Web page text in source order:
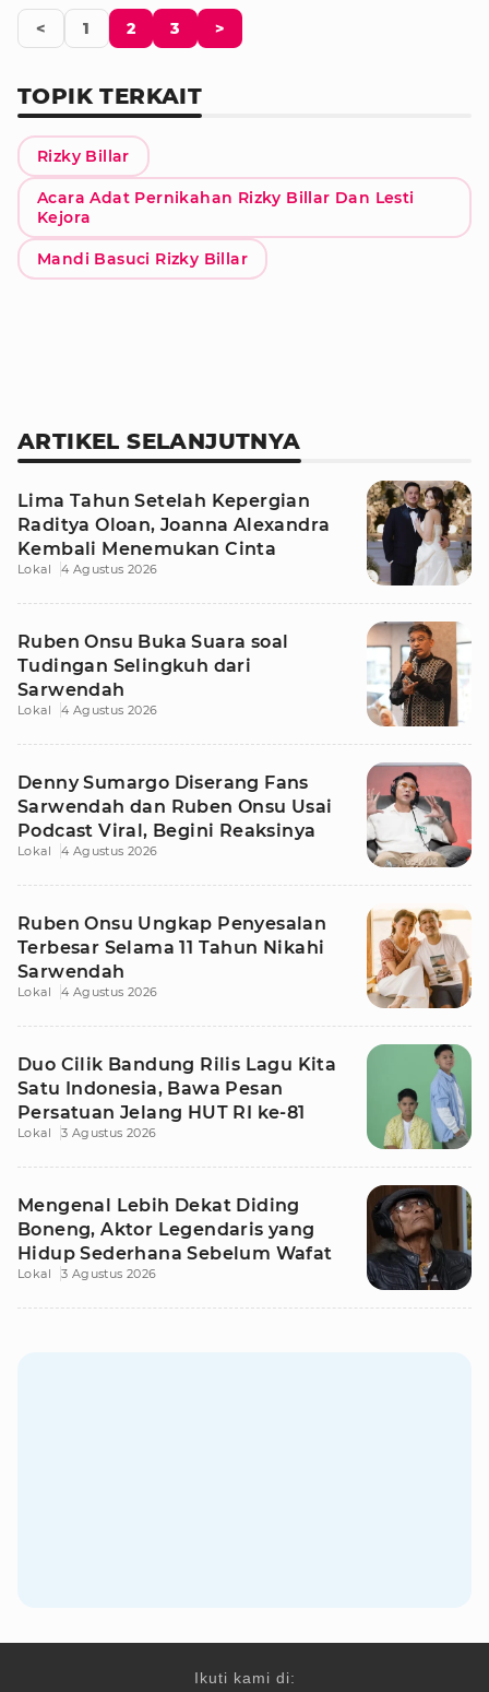
< 1 2 3 >
TOPIK TERKAIT
Rizky Billar
Acara Adat Pernikahan Rizky Billar Dan Lesti
Kejora
Mandi Basuci Rizky Billar
ARTIKEL SELANJUTNYA
Lima Tahun Setelah Kepergian
Raditya Oloan, Joanna Alexandra
Kembali Menemukan Cinta
Lokal 4 Agustus 2026
Ruben Onsu Buka Suara soal
Tudingan Selingkuh dari
Sarwendah
Lokal 4 Agustus 2026
Denny Sumargo Diserang Fans
Sarwendah dan Ruben Onsu Usai
Podcast Viral, Begini Reaksinya
Lokal 4 Agustus 2026
Ruben Onsu Ungkap Penyesalan
Terbesar Selama 11 Tahun Nikahi
Sarwendah
Lokal 4 Agustus 2026
Duo Cilik Bandung Rilis Lagu Kita
Satu Indonesia, Bawa Pesan
Persatuan Jelang HUT RI ke-81
Lokal 3 Agustus 2026
Mengenal Lebih Dekat Diding
Boneng, Aktor Legendaris yang
Hidup Sederhana Sebelum Wafat
Lokal 3 Agustus 2026
Ikuti kami di: